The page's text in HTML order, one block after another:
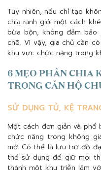
Tuy nhiên, nếu chỉ tạo
chia ranh giới một cách
bừa bộn, không đảm
chẽ. Vì vậy, gia chủ cần
khu vực chức năng trong
6 MẸO PHÂN CHIA
TRONG CĂN HỘ
SỬ DỤNG TỦ, KỆ
Một cách đơn giản và phổ
chức năng trong không
mở. Có thể là lưu trữ đồ
thể sử dụng để giữ mọi
thành một khu triễn lãm